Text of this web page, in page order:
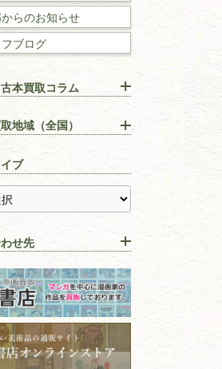
書・物理学書
書
方・鍼灸・東洋医学
・占い
リチュアル・
・
・教養
・法帖・碑帖
・印譜
らのお知らせ
ブログ
本買取コラム
効率的に売る方法
取は古本を送るだけ！
の便利な買取サービ
み買取】店頭で簡単
売るメリットとは？
り方のコツを解説
保管方法と劣化する原
な管理で長持ちさせ
れていると買取でき
切な保管方法とクリ
！
ドとは？書籍の識別
味と役割を解説
地域（全国）
神奈川県
新潟県
愛知県
福井県
富山県
岩手県
ブ
せ先
門店 長島書店
田区神田神保町2-5-1